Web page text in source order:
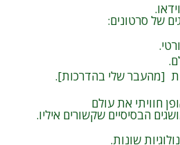
של סרטונים:
[מהעבר שלי בהדרכות].
חוויתי את עולם
הבסיסיים שקשורים איליו.
שונות.